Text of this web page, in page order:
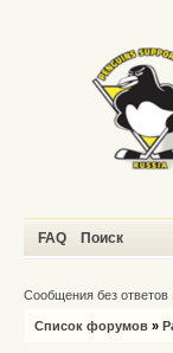
FAQ Поиск
Сообщения без ответов
Список форумов »